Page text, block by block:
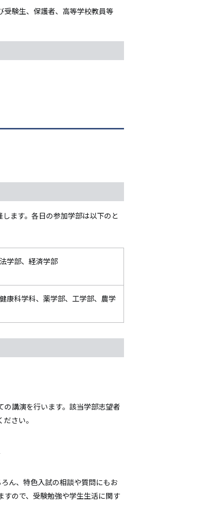
受験生、保護者、高等学校教員等
ます。各日の参加学部は以下のと
学部、経済学部
康科学科、薬学部、工学部、農学
講演を行います。該当学部志望者
さい。
ん、特色入試の相談や質問にもお
ので、受験勉強や学生生活に関す